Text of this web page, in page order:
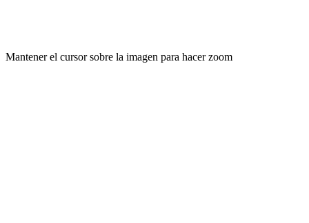
Mantener el cursor sobre la imagen para hacer zoom